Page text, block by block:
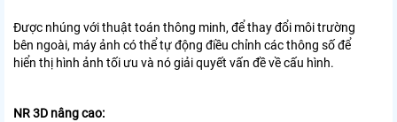
Được nhúng với thuật toán thông minh, để thay đổi môi trường
bên ngoài, máy ảnh có thể tự động điều chỉnh các thông số để
hiển thị hình ảnh tối ưu và nó giải quyết vấn đề về cấu hình.
NR 3D nâng cao: